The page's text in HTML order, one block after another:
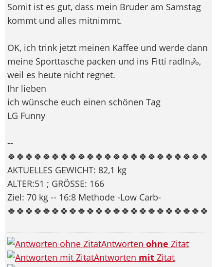
Somit ist es gut, dass mein Bruder am Samstag
kommt und alles mitnimmt.
OK, ich trink jetzt meinen Kaffee und werde dann
meine Sporttasche packen und ins Fitti radln🚴​,
weil es heute nicht regnet.
Ihr lieben
ich wünsche euch einen schönen Tag
LG Funny
--
🍀🍀🍀🍀🍀🍀🍀🍀🍀🍀🍀🍀🍀🍀🍀🍀🍀🍀🍀🍀🍀🍀🍀
AKTUELLES GEWICHT: 82,1 kg
ALTER:51 ; GRÖSSE: 166
Ziel: 70 kg -- 16:8 Methode -Low Carb-
🍀🍀🍀🍀🍀🍀🍀🍀🍀🍀🍀🍀🍀🍀🍀🍀🍀🍀🍀🍀🍀🍀🍀
Antworten ohne Zitat
Antworten mit Zitat